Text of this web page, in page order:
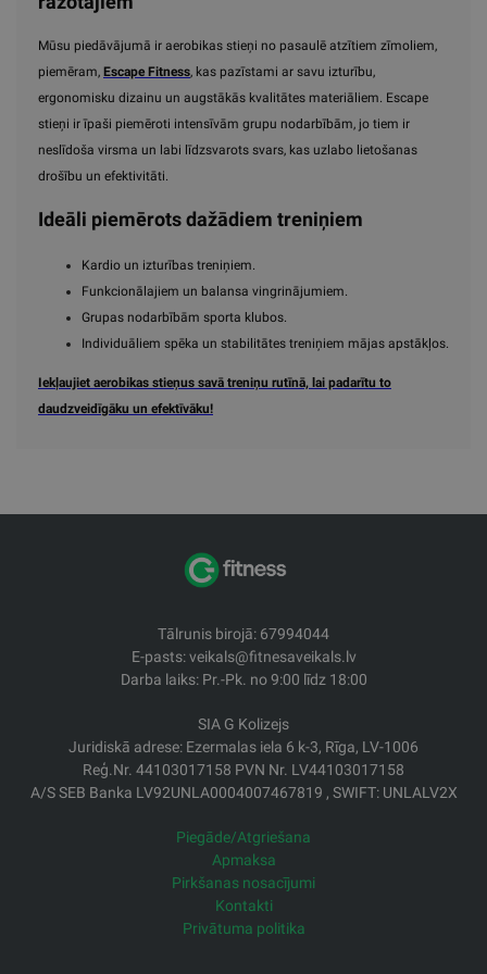
Mūsu piedāvājumā ir aerobikas stieņi no pasaulē atzītiem zīmoliem,
piemēram, Escape Fitness, kas pazīstami ar savu izturību,
ergonomisku dizainu un augstākās kvalitātes materiāliem. Escape
stieņi ir īpaši piemēroti intensīvām grupu nodarbībām, jo tiem ir
neslīdoša virsma un labi līdzsvarots svars, kas uzlabo lietošanas
drošību un efektivitāti.
Ideāli piemērots dažādiem treniņiem
Kardio un izturības treniņiem.
Funkcionālajiem un balansa vingrinājumiem.
Grupas nodarbībām sporta klubos.
Individuāliem spēka un stabilitātes treniņiem mājas apstākļos.
Iekļaujiet aerobikas stieņus savā treniņu rutīnā, lai padarītu to
daudzveidīgāku un efektīvāku!
Tālrunis birojā: 67994044
E-pasts: veikals@fitnesaveikals.lv
Darba laiks: Pr.-Pk. no 9:00 līdz 18:00
SIA G Kolizejs
Juridiskā adrese: Ezermalas iela 6 k-3, Rīga, LV-1006
Reģ.Nr. 44103017158 PVN Nr. LV44103017158
A/S SEB Banka LV92UNLA0004007467819 , SWIFT: UNLALV2X
Piegāde/Atgriešana
Apmaksa
Pirkšanas nosacījumi
Kontakti
Privātuma politika